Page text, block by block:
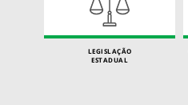
LEGISLAÇÃO
ESTADUAL